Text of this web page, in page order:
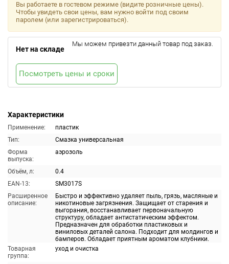
Характеристики
Применение:
пластик
Тип:
Смазка универсальная
Форма
выпуска:
аэрозоль
Объём, л:
0.4
EAN-13:
SM3017S
Расширенное
описание:
Быстро и эффективно удаляет пыль, грязь, масляные и
никотиновые загрязнения. Защищает от старения и
выгорания, восстанавливает первоначальную
структуру, обладает антистатическим эффектом.
Предназначен для обработки пластиковых и
виниловых деталей салона. Подходит для молдингов и
бамперов. Обладает приятным ароматом клубники.
Товарная
группа:
уход и очистка
Вы работаете в гостевом режиме (видите розничные цены).
Чтобы увидеть свои цены, вам нужно войти под своим
паролем (или зарегистрироваться).
Нет на складе
Мы можем привезти данный товар под заказ.
Посмотреть цены и сроки